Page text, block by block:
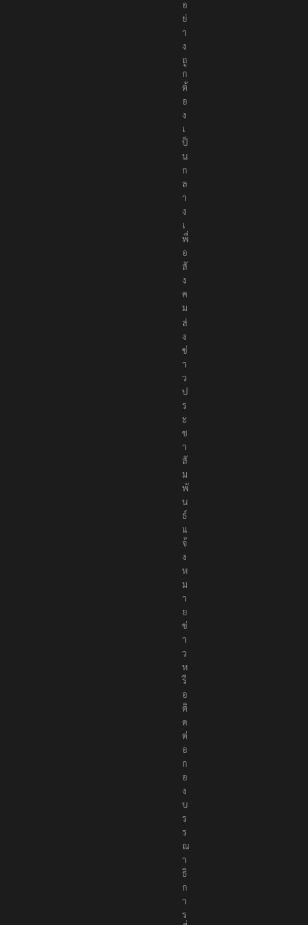
า
ง
ถู
ก
ต้
อ
ง
เ
ป็
น
ก
ล
า
ง
เ
พื่
อ
สั
ง
ค
ม
ส่
ง
ข่
า
ว
ป
ร
ะ
ช
า
สั
ม
พั
น
ธ์
แ
จ้
ง
ห
ม
า
ย
ข่
า
ว
ห
รื
อ
ติ
ด
ต่
อ
ก
อ
ง
บ
ร
ร
ณ
า
ธิ
ก
า
ร
ที่